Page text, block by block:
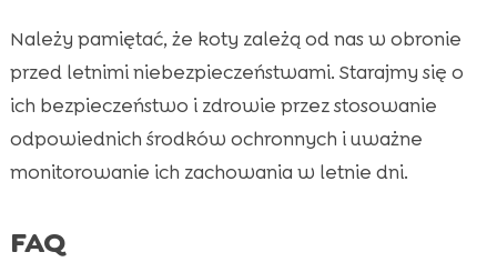
Należy pamiętać, że koty zależą od nas w obronie
przed letnimi niebezpieczeństwami. Starajmy się o
ich bezpieczeństwo i zdrowie przez stosowanie
odpowiednich środków ochronnych i uważne
monitorowanie ich zachowania w letnie dni.
FAQ